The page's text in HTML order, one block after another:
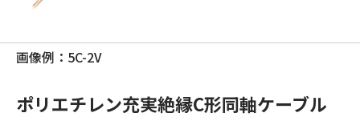
画像例：5C-2V
ポリエチレン充実絶縁C形同軸ケーブル